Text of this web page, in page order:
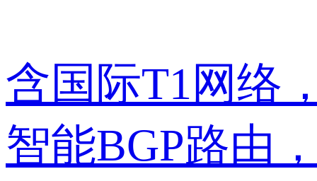
含国际T1网络
智能BGP路由